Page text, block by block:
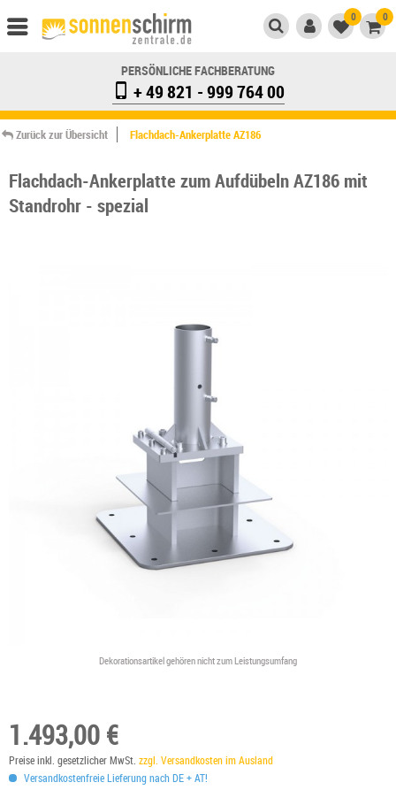
0 0
PERSÖNLICHE FACHBERATUNG
+ 49 821 - 999 764 00
Zurück zur Übersicht Flachdach-Ankerplatte AZ186
Flachdach-Ankerplatte zum Aufdübeln AZ186 mit
Standrohr - spezial
Dekorationsartikel gehören nicht zum Leistungsumfang
1.493,00 €
Preise inkl. gesetzlicher MwSt. zzgl. Versandkosten im Ausland
Versandkostenfreie Lieferung nach DE + AT!